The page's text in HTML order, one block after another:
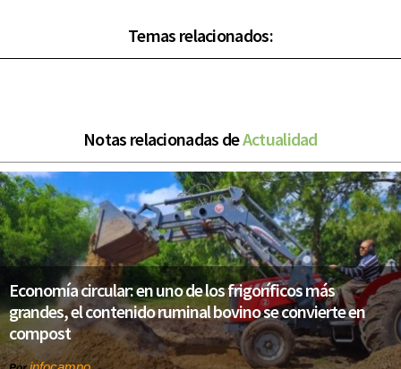
Temas relacionados:
Notas relacionadas deActualidad
Economía circular: en uno de los frigoríficos más
grandes, el contenido ruminal bovino se convierte en
compost